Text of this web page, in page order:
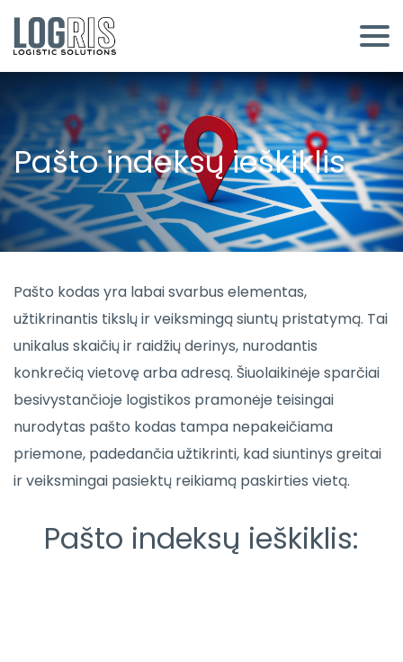
Pašto indeksų ieškiklis
Pašto kodas yra labai svarbus elementas,
užtikrinantis tikslų ir veiksmingą siuntų pristatymą. Tai
unikalus skaičių ir raidžių derinys, nurodantis
konkrečią vietovę arba adresą. Šiuolaikinėje sparčiai
besivystančioje logistikos pramonėje teisingai
nurodytas pašto kodas tampa nepakeičiama
priemone, padedančia užtikrinti, kad siuntinys greitai
ir veiksmingai pasiektų reikiamą paskirties vietą.
Pašto indeksų ieškiklis: